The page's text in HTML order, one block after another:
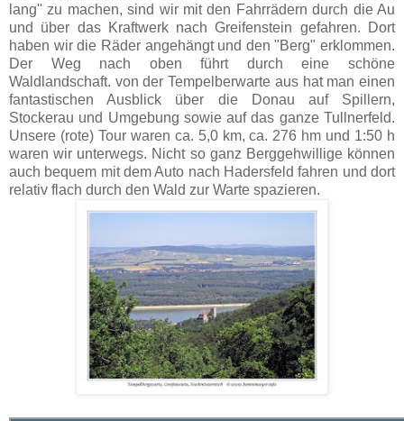
lang" zu machen, sind wir mit den Fahrrädern durch die Au
und über das Kraftwerk nach Greifenstein gefahren. Dort
haben wir die Räder angehängt und den "Berg" erklommen.
Der Weg nach oben führt durch eine schöne
Waldlandschaft. von der Tempelberwarte aus hat man einen
fantastischen Ausblick über die Donau auf Spillern,
Stockerau und Umgebung sowie auf das ganze Tullnerfeld.
Unsere (rote) Tour waren ca. 5,0 km, ca. 276 hm und 1:50 h
waren wir unterwegs. Nicht so ganz Berggehwillige können
auch bequem mit dem Auto nach Hadersfeld fahren und dort
relativ flach durch den Wald zur Warte spazieren.